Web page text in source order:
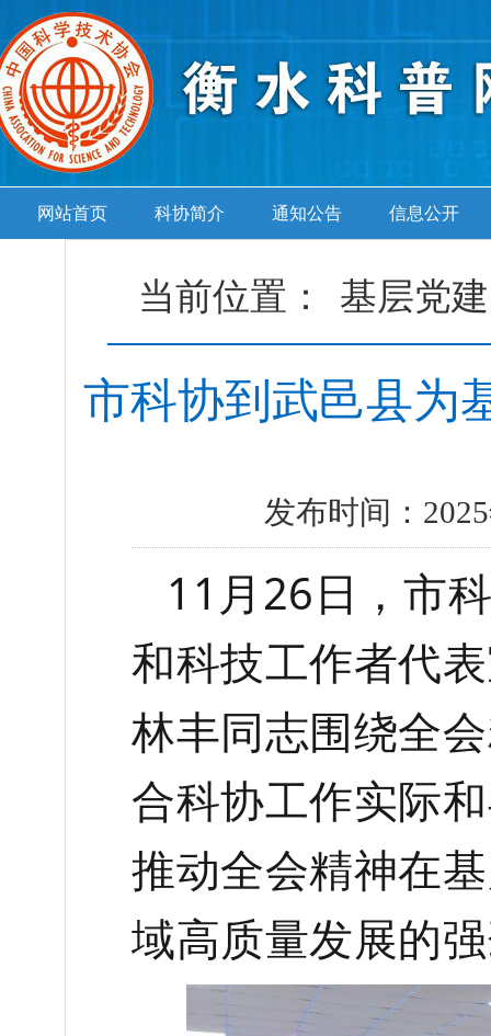
网站首页 科协简介 通知公告 信息公开
当前位置： 基层党建
市科协到武邑县为
发布时间：
11月26日，市
和科技工作者代
林丰同志围绕全
合科协工作实际
推动全会精神在
域高质量发展的